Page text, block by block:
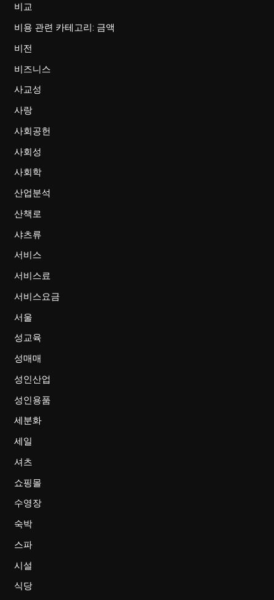
비교
비용 관련 카테고리: 금액
비전
비즈니스
사교성
사랑
사회공헌
사회성
사회학
산업분석
산책로
샤츠류
서비스
서비스료
서비스요금
서울
성교육
성매매
성인산업
성인용품
세분화
세일
셔츠
쇼핑몰
수영장
숙박
스파
시설
식당